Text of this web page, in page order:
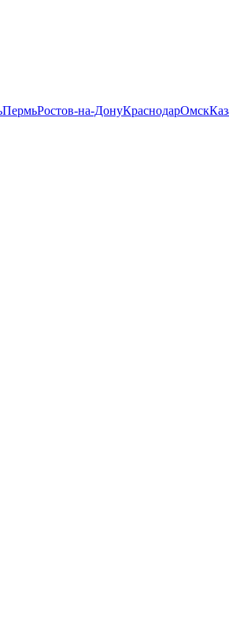
ПермьРостов-на-ДонуКраснодарОмск